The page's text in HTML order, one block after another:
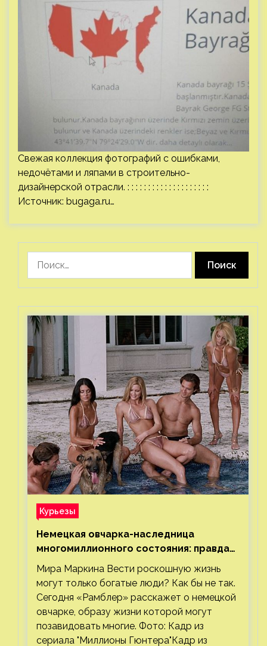
Свежая коллекция фотографий с ошибками,
недочётами и ляпами в строительно-
дизайнерской отрасли. : : : : : : : : : : : : : : : : : : : :
Источник: bugaga.ru…
Курьезы
Немецкая овчарка-наследница
многомиллионного состояния: правда
или миф
Мира Маркина Вести роскошную жизнь
могут только богатые люди? Как бы не так.
Сегодня «Рамблер» расскажет о немецкой
овчарке, образу жизни которой могут
позавидовать многие. Фото: Кадр из
сериала "Миллионы Гюнтера"Кадр из